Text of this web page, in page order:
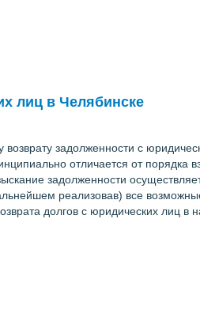
лиц в Челябинске
возврату задолженности с
отличается от
задолженности
реализовав) все
долгов с юридических